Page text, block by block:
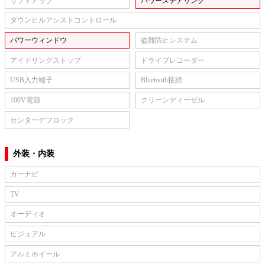
ダウンヒルアシストコントロール
パワーウィンドウ 盗難防止システム
アイドリングストップ ドライブレコーダー
USB入力端子 Bluetooth接続
100V電源 クリーンディーゼル
センターデフロック
外装・内装
カーナビ
TV
オーディオ
ビジュアル
アルミホイール